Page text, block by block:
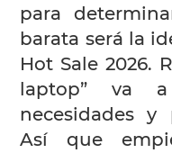
para
barata será la
Hot Sale 2026.
laptop” va
necesidades y
Así que